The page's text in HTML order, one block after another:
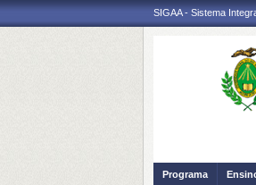
SIGAA - Sistema
Programa